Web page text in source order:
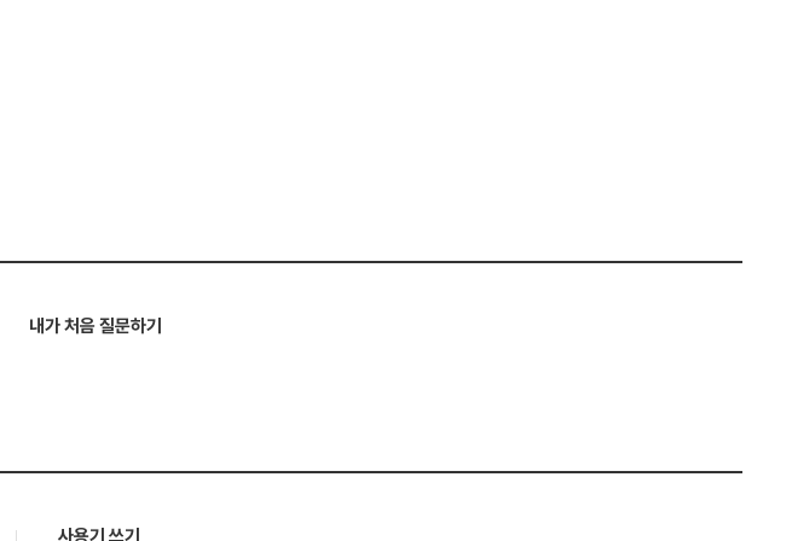
내가 처음 질문하기
사용기 쓰기